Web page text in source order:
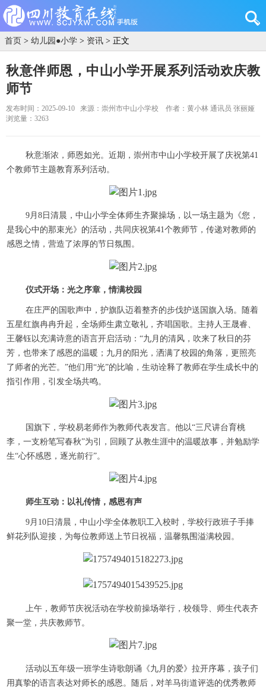
首页 > 幼儿园●小学 > 资讯 > 正文
秋意伴师恩，中山小学开展系列活动欢庆教
师节
发布时间：2025-09-10 来源：崇州市中山小学校
作者：黄小林 通讯员 张丽娅
浏览量：3263
秋意渐浓，师恩如光。近期，崇州市中山小学校开展了庆祝第41
个教师节主题教育系列活动。
9月8日清晨，中山小学全体师生齐聚操场，以一场主题为《您，
是我心中的那束光》的活动，共同庆祝第41个教师节，传递对教师的
感恩之情，营造了浓厚的节日氛围。
仪式开场：光之序章，情满校园
在庄严的国歌声中，护旗队迈着整齐的步伐护送国旗入场。随着
五星红旗冉冉升起，全场师生肃立敬礼，齐唱国歌。主持人王晟睿、
王馨钰以充满诗意的语言开启活动：“九月的清风，吹来了秋日的芬
芳，也带来了感恩的温暖；九月的阳光，洒满了校园的角落，更照亮
了师者的光芒。”他们用“光”的比喻，生动诠释了教师在学生成长中的
指引作用，引发全场共鸣。
国旗下，学校易老师作为教师代表发言。他以“三尺讲台育桃
李，一支粉笔写春秋”为引，回顾了从教生涯中的温暖故事，并勉励学
生“心怀感恩，逐光前行”。
师生互动：以礼传情，感恩有声
9月10日清晨，中山小学全体教职工入校时，学校行政班子手捧
鲜花列队迎接，为每位教师送上节日祝福，温馨氛围溢满校园。
上午，教师节庆祝活动在学校前操场举行，校领导、师生代表齐
聚一堂，共庆教师节。
活动以五年级一班学生诗歌朗诵《九月的爱》拉开序幕，孩子们
用真挚的语言表达对师长的感恩。随后，对羊马街道评选的优秀教师